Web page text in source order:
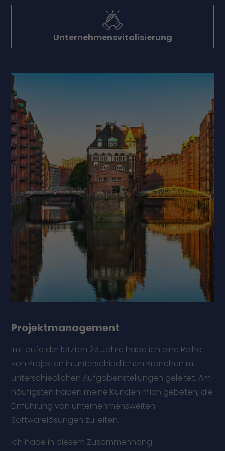
Unternehmensvitalisierung
Projektmanagement
Im Laufe der letzten 25 Jahre habe ich eine Reihe
von Projekten in unterschiedlichen Branchen mit
unterschiedlichen Aufgabenstellungen geleitet. Am
häufigsten haben meine Kunden mich gebeten, die
Einführung von unternehmensweiten
Softwarelösungen zu leiten.
Ich habe in diesem Zusammenhang